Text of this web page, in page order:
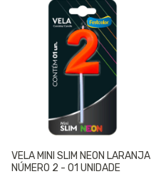
VELA MINI SLIM NEON LARANJA
NÚMERO 2 - 01 UNIDADE